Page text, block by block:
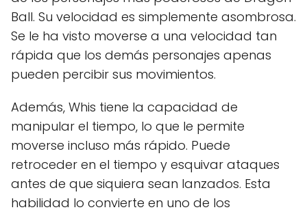
Ball. Su velocidad es simplemente asombrosa.
Se le ha visto moverse a una velocidad tan
rápida que los demás personajes apenas
pueden percibir sus movimientos.
Además, Whis tiene la capacidad de
manipular el tiempo, lo que le permite
moverse incluso más rápido. Puede
retroceder en el tiempo y esquivar ataques
antes de que siquiera sean lanzados. Esta
habilidad lo convierte en uno de los